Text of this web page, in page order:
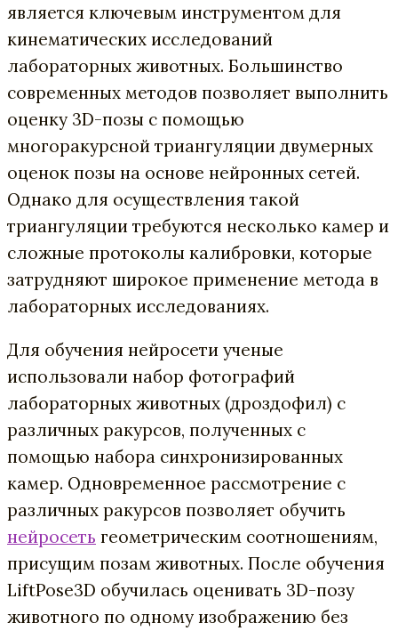
является ключевым инструментом для
кинематических исследований
лабораторных животных. Большинство
современных методов позволяет выполнить
оценку 3D-позы с помощью
многоракурсной триангуляции двумерных
оценок позы на основе нейронных сетей.
Однако для осуществления такой
триангуляции требуются несколько камер и
сложные протоколы калибровки, которые
затрудняют широкое применение метода в
лабораторных исследованиях.
Для обучения нейросети ученые
использовали набор фотографий
лабораторных животных (дроздофил) с
различных ракурсов, полученных с
помощью набора синхронизированных
камер. Одновременное рассмотрение с
различных ракурсов позволяет обучить
нейросеть геометрическим соотношениям,
присущим позам животных. После обучения
LiftPose3D обучилась оценивать 3D-позу
животного по одному изображению без